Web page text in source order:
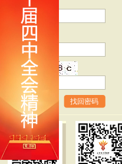
密 码
验证码
找回密码